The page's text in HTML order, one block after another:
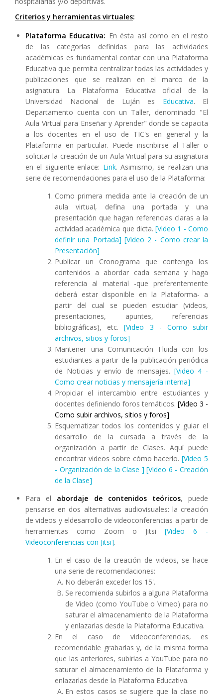
Criterios y herramientas virtuales:
Plataforma Educativa: En ésta así como en el resto
de las categorías definidas para las actividades
académicas es fundamental contar con una Plataforma
Educativa que permita centralizar todas las actividades y
publicaciones que se realizan en el marco de la
asignatura. La Plataforma Educativa oficial de la
Universidad Nacional de Luján es Educativa. El
Departamento cuenta con un Taller, denominado "El
Aula Virtual para Enseñar y Aprender" donde se capacita
a los docentes en el uso de TIC's en general y la
Plataforma en particular. Puede inscribirse al Taller o
solicitar la creación de un Aula Virtual para su asignatura
en el siguiente enlace: Link. Asimismo, se realizan una
serie de recomendaciones para el uso de la Plataforma:
Como primera medida ante la creación de un
aula virtual, defina una portada y una
presentación que hagan referencias claras a la
actividad académica que dicta.[Video 1 - Como
definir una Portada] [Video 2 - Como crear la
Presentación]
Publicar un Cronograma que contenga los
contenidos a abordar cada semana y haga
referencia al material -que preferentemente
deberá estar disponible en la Plataforma- a
partir del cual se pueden estudiar (videos,
presentaciones, apuntes, referencias
bibliográficas), etc.[Video 3 - Como subir
archivos, sitios y foros]
Mantener una Comunicación Fluida con los
estudiantes a partir de la publicación periódica
de Noticias y envío de mensajes. [Video 4 -
Como crear noticias y mensajería interna]
Propiciar el intercambio entre estudiantes y
docentes definiendo foros temáticos. [Video 3 -
Como subir archivos, sitios y foros]
Esquematizar todos los contenidos y guiar el
desarrollo de la cursada a través de la
organización a partir de Clases. Aquí puede
encontrar videos sobre cómo hacerlo.[Video 5
- Organización de la Clase ] [Video 6 - Creación
de la Clase]
Para el abordaje de contenidos teóricos, puede
pensarse en dos alternativas audiovisuales: la creación
de videos y eldesarrollo de videoconferencias a partir de
herramientas como Zoom o Jitsi [Video 6 -
Videoconferencias con Jitsi].
En el caso de la creación de videos, se hace
una serie de recomendaciones:
No deberán exceder los 15'.
Se recomienda subirlos a alguna Plataforma
de Video (como YouTube o Vimeo) para no
saturar el almacenamiento de la Plataforma
y enlazarlas desde la Plataforma Educativa.
En el caso de videoconferencias, es
recomendable grabarlas y, de la misma forma
que las anteriores, subirlas a YouTube para no
saturar el almacenamiento de la Plataforma y
enlazarlas desde la Plataforma Educativa.
En estos casos se sugiere que la clase no